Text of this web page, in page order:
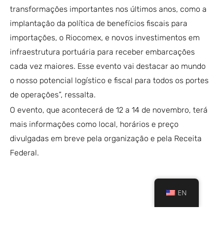
transformações importantes nos últimos anos, como a
implantação da política de benefícios fiscais para
importações, o Riocomex, e novos investimentos em
infraestrutura portuária para receber embarcações
cada vez maiores. Esse evento vai destacar ao mundo
o nosso potencial logístico e fiscal para todos os portes
de operações”, ressalta.
O evento, que acontecerá de 12 a 14 de novembro, terá
mais informações como local, horários e preço
divulgadas em breve pela organização e pela Receita
Federal.
EN